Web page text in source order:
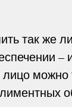
так же
–
можно